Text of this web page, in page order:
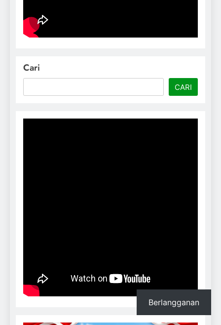
Cari
CARI
Berlangganan